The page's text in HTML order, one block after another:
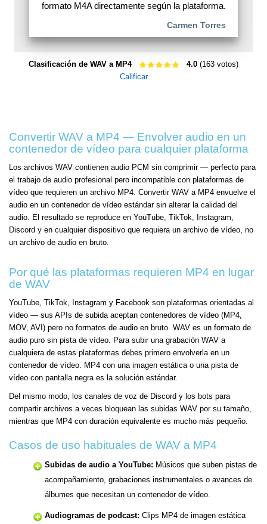
formato M4A directamente según la plataforma.
Carmen Torres
Clasificación de WAV a MP4 4.0 (163 votos)
Calificar
Convertir WAV a MP4 — Envolver audio en un
contenedor de vídeo para cualquier plataforma
Los archivos WAV contienen audio PCM sin comprimir — perfecto para
el trabajo de audio profesional pero incompatible con plataformas de
vídeo que requieren un archivo MP4. Convertir WAV a MP4 envuelve el
audio en un contenedor de vídeo estándar sin alterar la calidad del
audio. El resultado se reproduce en YouTube, TikTok, Instagram,
Discord y en cualquier dispositivo que requiera un archivo de vídeo, no
un archivo de audio en bruto.
Por qué las plataformas requieren MP4 en lugar
de WAV
YouTube, TikTok, Instagram y Facebook son plataformas orientadas al
vídeo — sus APIs de subida aceptan contenedores de vídeo (MP4,
MOV, AVI) pero no formatos de audio en bruto. WAV es un formato de
audio puro sin pista de vídeo. Para subir una grabación WAV a
cualquiera de estas plataformas debes primero envolverla en un
contenedor de vídeo. MP4 con una imagen estática o una pista de
vídeo con pantalla negra es la solución estándar.
Del mismo modo, los canales de voz de Discord y los bots para
compartir archivos a veces bloquean las subidas WAV por su tamaño,
mientras que MP4 con duración equivalente es mucho más pequeño.
Casos de uso habituales de WAV a MP4
Subidas de audio a YouTube: Músicos que suben pistas de
acompañamiento, grabaciones instrumentales o avances de
álbumes que necesitan un contenedor de vídeo.
Audiogramas de podcast: Clips MP4 de imagen estática